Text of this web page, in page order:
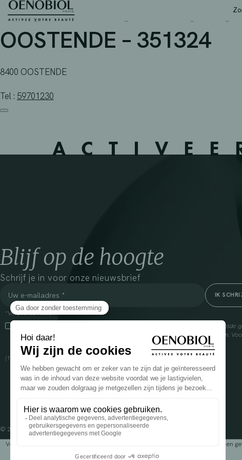
SkipAPOTHEEK CLAEYS –
OOSTENDE – 351324
8400 OOSTENDE
Tel : 59701230
Blijf op de hoogte
Schrijf je in voor onze nieuwsbrief
*Verplichte velden
Door dit vakje aan te vinken, ga ik ermee akkoord dat Cooper(1) de verzamelde
om mij commerciële informatie te sturen over zijn producten en aanbiedingen.
over het beheer van uw gegevens en uw rechten, klikhier
(1) Coopération pharmaceutique Française, RCS Melun 399 227 636
© 2024 OENOBIOL PARIS
Voedingssupplement dat moet worden geconsumeerd als onderdeel van een